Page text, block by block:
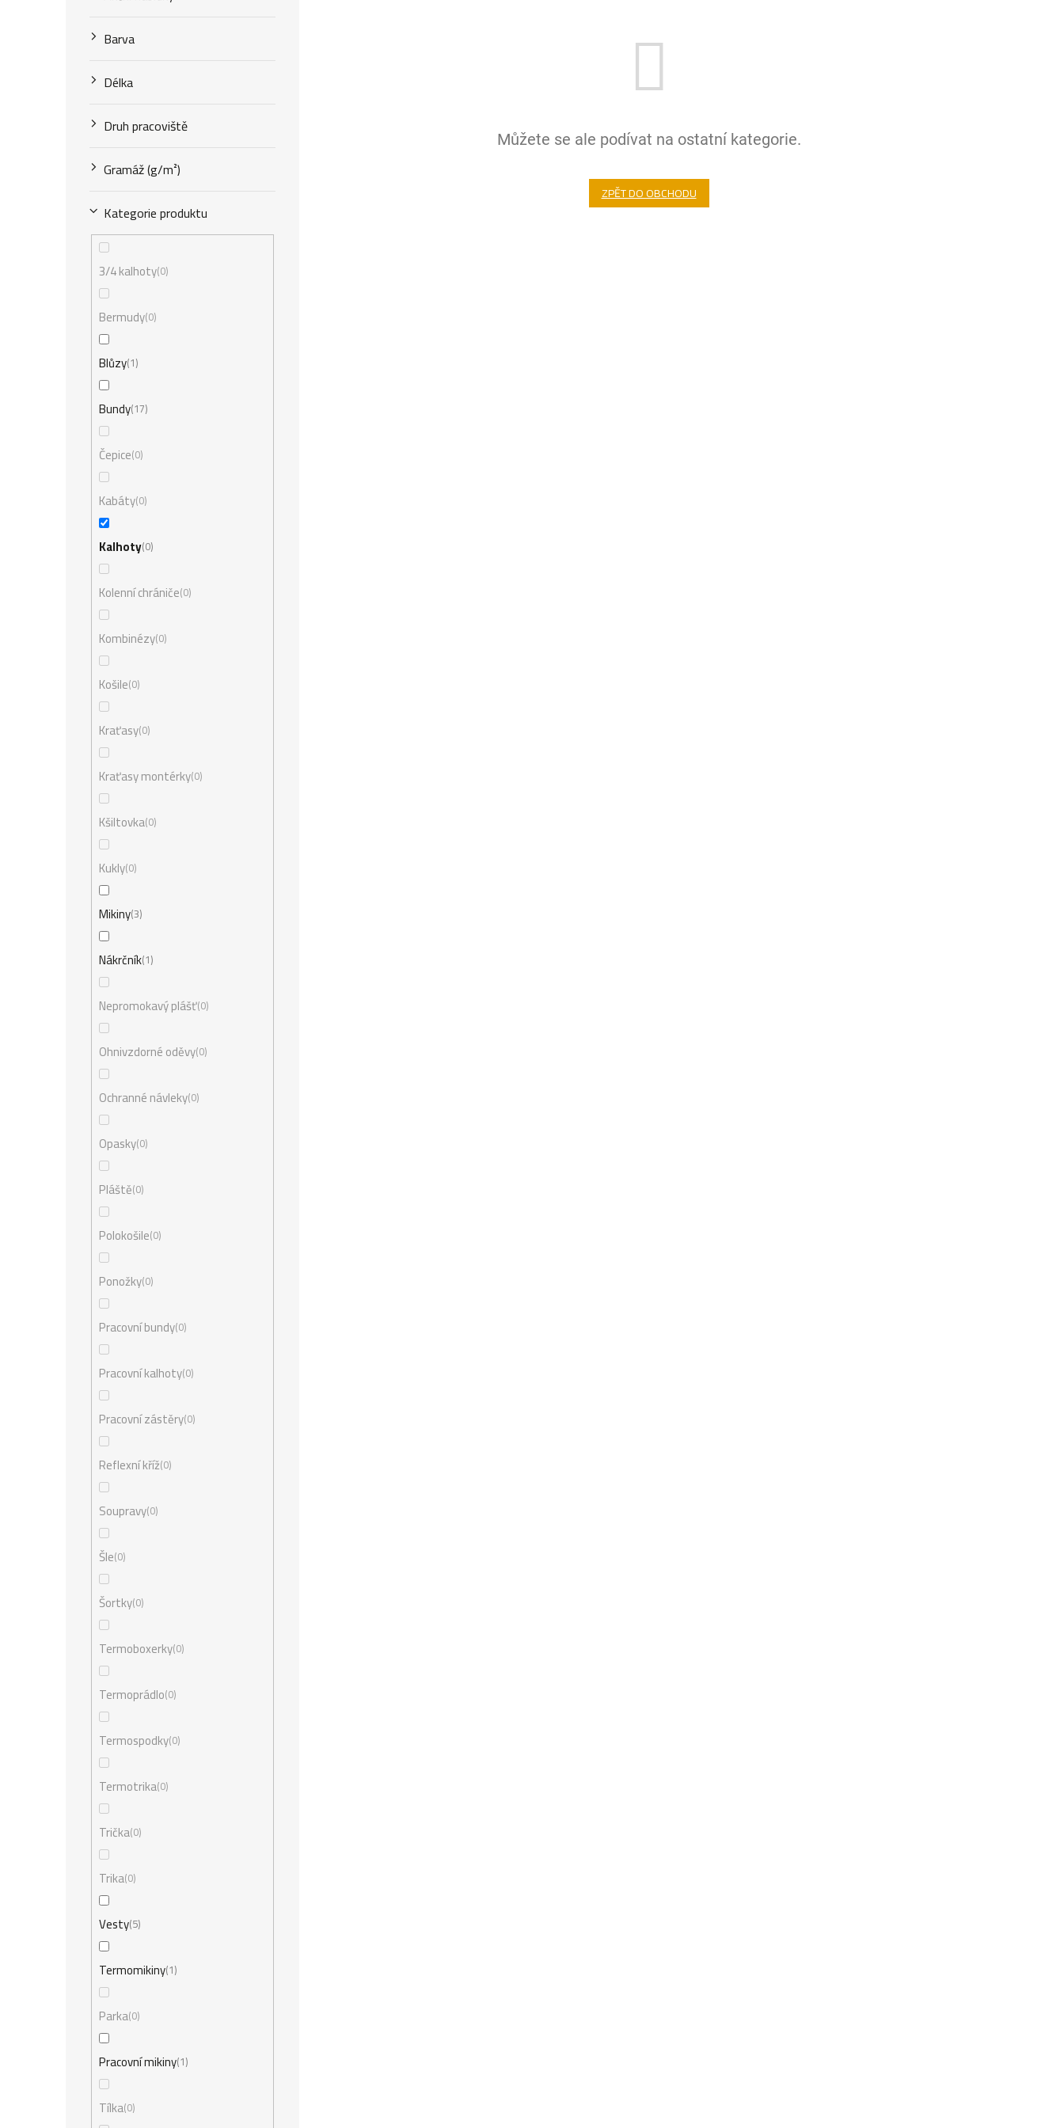
Barva
Délka
Druh pracoviště
Gramáž (g/m²)
Kategorie produktu
3/4 kalhoty 0
Bermudy 0
Blůzy 1
Bundy 17
Čepice 0
Kabáty 0
Kalhoty 0
Kolenní chrániče 0
Kombinézy 0
Košile 0
Kraťasy 0
Kraťasy montérky 0
Kšiltovka 0
Kukly 0
Mikiny3
Nákrčník 1
Nepromokavý plášť 0
Ohnivzdorné oděvy 0
Ochranné návleky 0
Opasky 0
Pláště 0
Polokošile 0
Ponožky 0
Pracovní bundy 0
Pracovní kalhoty 0
Pracovní zástěry 0
Reflexní kříž 0
Soupravy 0
Šle 0
Šortky 0
Termoboxerky 0
Termoprádlo 0
Termospodky 0
Termotrika 0
Trička 0
Trika 0
Vesty 5
Termomikiny 1
Parka 0
Pracovní mikiny 1
Tílka 0
Můžete se ale podívat na ostatní kategorie.
ZPĚT DO OBCHODU